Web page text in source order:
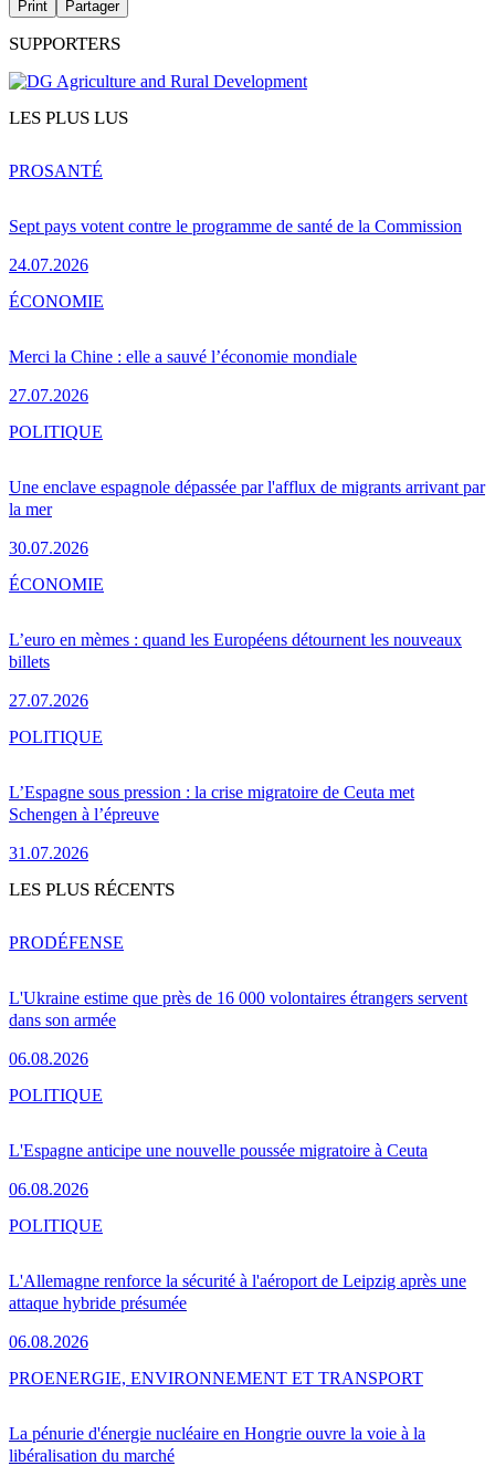
Print Partager
SUPPORTERS
LES PLUS LUS
Sept pays votent contre le programme de santé de la Commission
24.07.2026
PROSANTÉ
Merci la Chine : elle a sauvé l’économie mondiale
27.07.2026
ÉCONOMIE
Une enclave espagnole dépassée par l'afflux de migrants arrivant par
la mer
30.07.2026
POLITIQUE
L’euro en mèmes : quand les Européens détournent les nouveaux
billets
27.07.2026
ÉCONOMIE
L’Espagne sous pression : la crise migratoire de Ceuta met
Schengen à l’épreuve
31.07.2026
POLITIQUE
LES PLUS RÉCENTS
L'Ukraine estime que près de 16 000 volontaires étrangers servent
dans son armée
06.08.2026
PRODÉFENSE
L'Espagne anticipe une nouvelle poussée migratoire à Ceuta
06.08.2026
POLITIQUE
L'Allemagne renforce la sécurité à l'aéroport de Leipzig après une
attaque hybride présumée
06.08.2026
POLITIQUE
La pénurie d'énergie nucléaire en Hongrie ouvre la voie à la
libéralisation du marché
PROENERGIE, ENVIRONNEMENT ET TRANSPORT